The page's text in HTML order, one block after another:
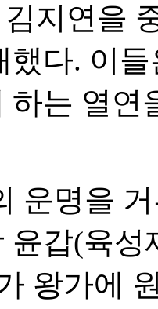
지연을
했다. 이
하는 열연
운명을
윤갑(육
왕가에